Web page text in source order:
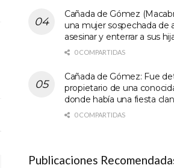
Cañada de Gómez
una mujer sospechada de
asesinar y enterrar a sus
0 COMPARTIDAS
Cañada de Gómez: Fue
propietario de una
donde había una fiesta
0 COMPARTIDAS
Publicaciones